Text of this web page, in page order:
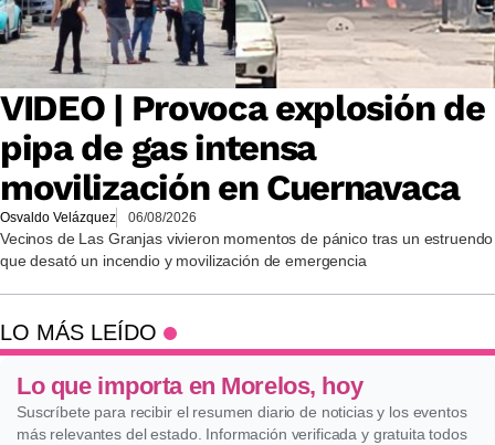
VIDEO | Provoca explosión de
pipa de gas intensa
movilización en Cuernavaca
Osvaldo Velázquez 06/08/2026
Vecinos de Las Granjas vivieron momentos de pánico tras un estruendo
que desató un incendio y movilización de emergencia
LO MÁS LEÍDO
Lo que importa en Morelos, hoy
Suscríbete para recibir el resumen diario de noticias y los eventos
más relevantes del estado. Información verificada y gratuita todos